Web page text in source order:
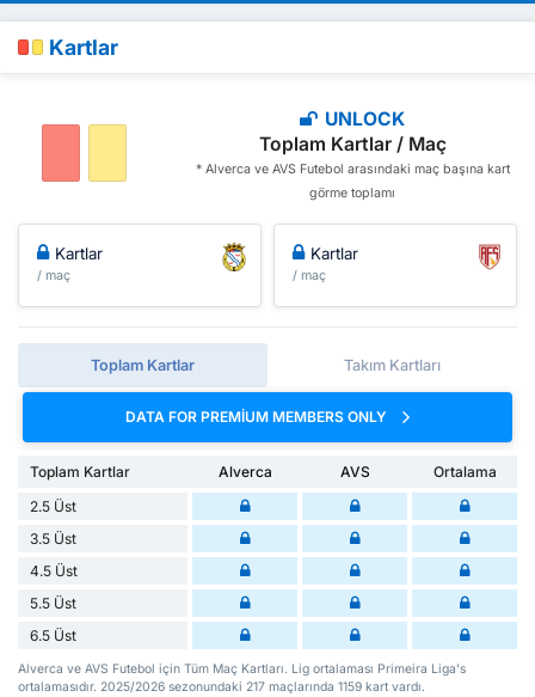
Kartlar
UNLOCK
Toplam Kartlar / Maç
* Alverca ve AVS Futebol arasındaki maç başına kart
görme toplamı
Kartlar
/ maç
Kartlar
/ maç
Toplam Kartlar Takım Kartları
DATA FOR PREMIUM MEMBERS ONLY
Toplam Kartlar Alverca AVS
Ortalama
2.5 Üst
3.5 Üst
4.5 Üst
5.5 Üst
6.5 Üst
Alverca ve AVS Futebol için Tüm Maç Kartları. Lig ortalaması Primeira Liga's
ortalamasıdır. 2025/2026 sezonundaki 217 maçlarında 1159 kart vardı.